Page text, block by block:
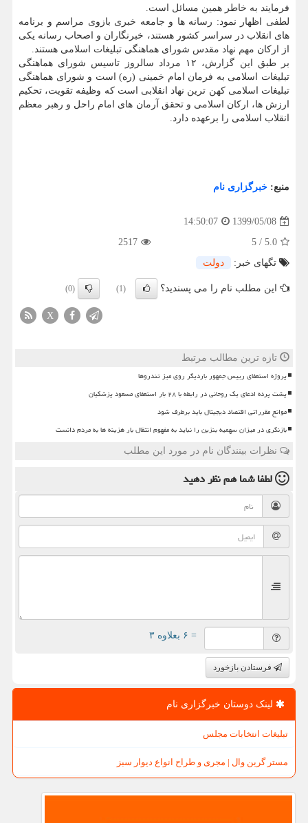
فرمایند به خاطر همین مسائل است.
لطفی اظهار نمود: رسانه ها و جامعه خبری بازوی مراسم و برنامه
های انقلاب در سراسر کشور هستند، خبرنگاران و اصحاب رسانه یکی
از ارکان مهم نهاد مقدس شورای هماهنگی تبلیغات اسلامی هستند.
بر طبق این گزارش، ۱۲ مرداد سالروز تاسیس شورای هماهنگی
تبلیغات اسلامی به فرمان امام خمینی (ره) است و شورای هماهنگی
تبلیغات اسلامی کهن ترین نهاد انقلابی است که وظیفه تقویت، تحکیم
ارزش ها، ارکان اسلامی و تحقق آرمان های امام راحل و رهبر معظم
انقلاب اسلامی را برعهده دارد.
منبع: خبرگزاری نام
1399/05/08
14:50:07
5.0
/
5
2517
تگهای خبر:
دولت
این مطلب نام را می پسندید؟ (1)
(0)
X
تازه ترین مطالب مرتبط
پروژه استعفای رییس جمهور باردیگر روی میز تندروها
پشت پرده ادعای یک روحانی در رابطه با ۲۸ بار استعفای مسعود پزشکیان
موانع مقرراتی اقتصاد دیجیتال باید برطرف شود
بازنگری در میزان سهمیه بنزین را نباید به مفهوم انتقال بار هزینه ها به مردم دانست
نظرات بینندگان نام در مورد این مطلب
لطفا شما همنظر دهید
= ۶ بعلاوه ۳
فرستادن بازخورد
لینک دوستان خبرگزاری نام
تبلیغات انتخابات مجلس
مستر گرین وال | مجری و طراح انواع دیوار سبز